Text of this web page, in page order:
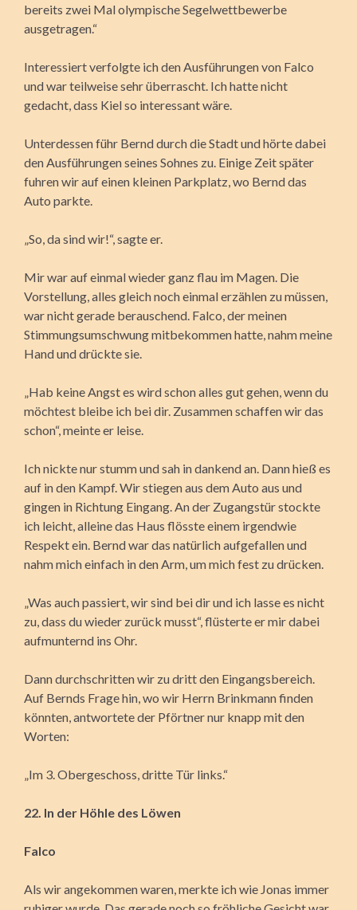
bereits zwei Mal olympische Segelwettbewerbe
ausgetragen.“
Interessiert verfolgte ich den Ausführungen von Falco
und war teilweise sehr überrascht. Ich hatte nicht
gedacht, dass Kiel so interessant wäre.
Unterdessen führ Bernd durch die Stadt und hörte dabei
den Ausführungen seines Sohnes zu. Einige Zeit später
fuhren wir auf einen kleinen Parkplatz, wo Bernd das
Auto parkte.
„So, da sind wir!“, sagte er.
Mir war auf einmal wieder ganz flau im Magen. Die
Vorstellung, alles gleich noch einmal erzählen zu müssen,
war nicht gerade berauschend. Falco, der meinen
Stimmungsumschwung mitbekommen hatte, nahm meine
Hand und drückte sie.
„Hab keine Angst es wird schon alles gut gehen, wenn du
möchtest bleibe ich bei dir. Zusammen schaffen wir das
schon“, meinte er leise.
Ich nickte nur stumm und sah in dankend an. Dann hieß es
auf in den Kampf. Wir stiegen aus dem Auto aus und
gingen in Richtung Eingang. An der Zugangstür stockte
ich leicht, alleine das Haus flösste einem irgendwie
Respekt ein. Bernd war das natürlich aufgefallen und
nahm mich einfach in den Arm, um mich fest zu drücken.
„Was auch passiert, wir sind bei dir und ich lasse es nicht
zu, dass du wieder zurück musst“, flüsterte er mir dabei
aufmunternd ins Ohr.
Dann durchschritten wir zu dritt den Eingangsbereich.
Auf Bernds Frage hin, wo wir Herrn Brinkmann finden
könnten, antwortete der Pförtner nur knapp mit den
Worten:
„Im 3. Obergeschoss, dritte Tür links.“
22. In der Höhle des Löwen
Falco
Als wir angekommen waren, merkte ich wie Jonas immer